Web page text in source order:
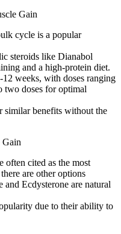
Gain
cycle is a popular
steroids like Dianabol
and a high-protein diet.
weeks, with doses ranging
two doses for optimal
similar benefits without the
Gain
often cited as the most
are other options
Ecdysterone are natural
due to their ability to